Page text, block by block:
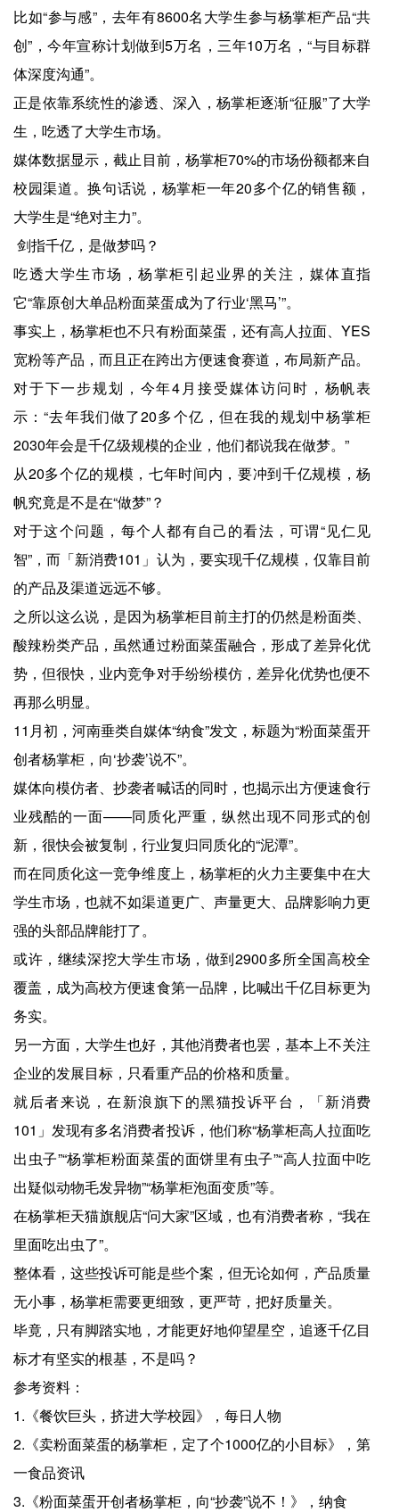
比如“参与感”，去年有8600名大学生参与杨掌柜产品“共
创”，今年宣称计划做到5万名，三年10万名，“与目标群
体深度沟通”。
正是依靠系统性的渗透、深入，杨掌柜逐渐“征服”了大学
生，吃透了大学生市场。
媒体数据显示，截止目前，杨掌柜70%的市场份额都来自
校园渠道。换句话说，杨掌柜一年20多个亿的销售额，
大学生是“绝对主力”。
剑指千亿，是做梦吗？
吃透大学生市场，杨掌柜引起业界的关注，媒体直指
它“靠原创大单品粉面菜蛋成为了行业‘黑马’”。
事实上，杨掌柜也不只有粉面菜蛋，还有高人拉面、YES
宽粉等产品，而且正在跨出方便速食赛道，布局新产品。
对于下一步规划，今年4月接受媒体访问时，杨帆表
示：“去年我们做了20多个亿，但在我的规划中杨掌柜
2030年会是千亿级规模的企业，他们都说我在做梦。”
从20多个亿的规模，七年时间内，要冲到千亿规模，杨
帆究竟是不是在“做梦”？
对于这个问题，每个人都有自己的看法，可谓“见仁见
智”，而「新消费101」认为，要实现千亿规模，仅靠目前
的产品及渠道远远不够。
之所以这么说，是因为杨掌柜目前主打的仍然是粉面类、
酸辣粉类产品，虽然通过粉面菜蛋融合，形成了差异化优
势，但很快，业内竞争对手纷纷模仿，差异化优势也便不
再那么明显。
11月初，河南垂类自媒体“纳食”发文，标题为“粉面菜蛋开
创者杨掌柜，向‘抄袭’说不”。
媒体向模仿者、抄袭者喊话的同时，也揭示出方便速食行
业残酷的一面——同质化严重，纵然出现不同形式的创
新，很快会被复制，行业复归同质化的“泥潭”。
而在同质化这一竞争维度上，杨掌柜的火力主要集中在大
学生市场，也就不如渠道更广、声量更大、品牌影响力更
强的头部品牌能打了。
或许，继续深挖大学生市场，做到2900多所全国高校全
覆盖，成为高校方便速食第一品牌，比喊出千亿目标更为
务实。
另一方面，大学生也好，其他消费者也罢，基本上不关注
企业的发展目标，只看重产品的价格和质量。
就后者来说，在新浪旗下的黑猫投诉平台，「新消费
101」发现有多名消费者投诉，他们称“杨掌柜高人拉面吃
出虫子”“杨掌柜粉面菜蛋的面饼里有虫子”“高人拉面中吃
出疑似动物毛发异物”“杨掌柜泡面变质”等。
在杨掌柜天猫旗舰店“问大家”区域，也有消费者称，“我在
里面吃出虫了”。
整体看，这些投诉可能是些个案，但无论如何，产品质量
无小事，杨掌柜需要更细致，更严苛，把好质量关。
毕竟，只有脚踏实地，才能更好地仰望星空，追逐千亿目
标才有坚实的根基，不是吗？
参考资料：
1.《餐饮巨头，挤进大学校园》，每日人物
2.《卖粉面菜蛋的杨掌柜，定了个1000亿的小目标》，第
一食品资讯
3.《粉面菜蛋开创者杨掌柜，向“抄袭”说不！》，纳食